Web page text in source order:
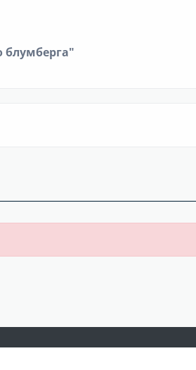
блумберга"